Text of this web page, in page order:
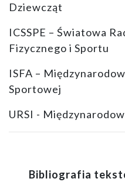
Dziewcząt
ICSSPE – Światowa
Fizycznego i Sportu
ISFA –
Sportowej
URSI -
Bibliografia